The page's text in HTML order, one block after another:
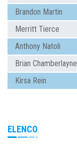
Brandon Martin
Merritt Tierce
Anthony Natoli
Brian Chamberlayne
Kirsa Rein
ELENCO